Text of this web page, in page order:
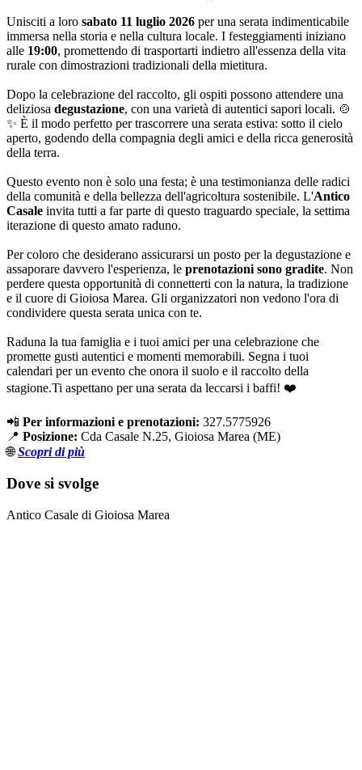
Unisciti a loro sabato 11 luglio 2026 per una serata indimenticabile
immersa nella storia e nella cultura locale. I festeggiamenti iniziano
alle 19:00, promettendo di trasportarti indietro all'essenza della vita
rurale con dimostrazioni tradizionali della mietitura.
Dopo la celebrazione del raccolto, gli ospiti possono attendere una
deliziosa degustazione, con una varietà di autentici sapori locali. 🍲
✨ È il modo perfetto per trascorrere una serata estiva: sotto il cielo
aperto, godendo della compagnia degli amici e della ricca generosità
della terra.
Questo evento non è solo una festa; è una testimonianza delle radici
della comunità e della bellezza dell'agricoltura sostenibile. L'Antico
Casale invita tutti a far parte di questo traguardo speciale, la settima
iterazione di questo amato raduno.
Per coloro che desiderano assicurarsi un posto per la degustazione e
assaporare davvero l'esperienza, le prenotazioni sono gradite. Non
perdere questa opportunità di connetterti con la natura, la tradizione
e il cuore di Gioiosa Marea. Gli organizzatori non vedono l'ora di
condividere questa serata unica con te.
Raduna la tua famiglia e i tuoi amici per una celebrazione che
promette gusti autentici e momenti memorabili. Segna i tuoi
calendari per un evento che onora il suolo e il raccolto della
stagione.Ti aspettano per una serata da leccarsi i baffi! ❤️
📲 Per informazioni e prenotazioni: 327.5775926
📍 Posizione: Cda Casale N.25, Gioiosa Marea (ME)
🌐Scopri di più
Dove si svolge
Antico Casale di Gioiosa Marea